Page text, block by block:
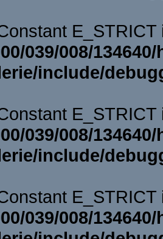
039/008/
include/
039/008/
include/
039/008/